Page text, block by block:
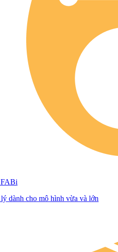
dành cho mô hình vừa và lớn